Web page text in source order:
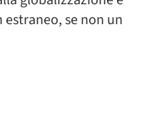
estraneo, se non un